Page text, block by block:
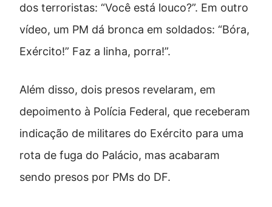
dos terroristas: “Você está louco?”. Em outro
vídeo, um PM dá bronca em soldados: “Bóra,
Exército!” Faz a linha, porra!”.
Além disso, dois presos revelaram, em
depoimento à Polícia Federal, que receberam
indicação de militares do Exército para uma
rota de fuga do Palácio, mas acabaram
sendo presos por PMs do DF.